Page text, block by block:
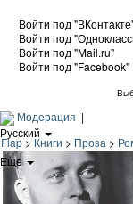
Войти под
Войти под
Войти под "Mail.ru"
Войти под "Facebook"
Модерация |
Русский
|
Еще
Войти /
Добавить книгу
Flap>Книги > Проза >